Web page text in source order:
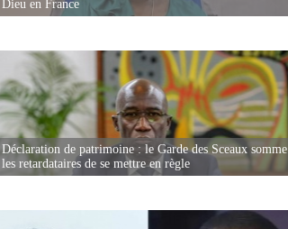
Dieu en France
Déclaration de patrimoine : le Garde des Sceaux somme
les retardataires de se mettre en règle